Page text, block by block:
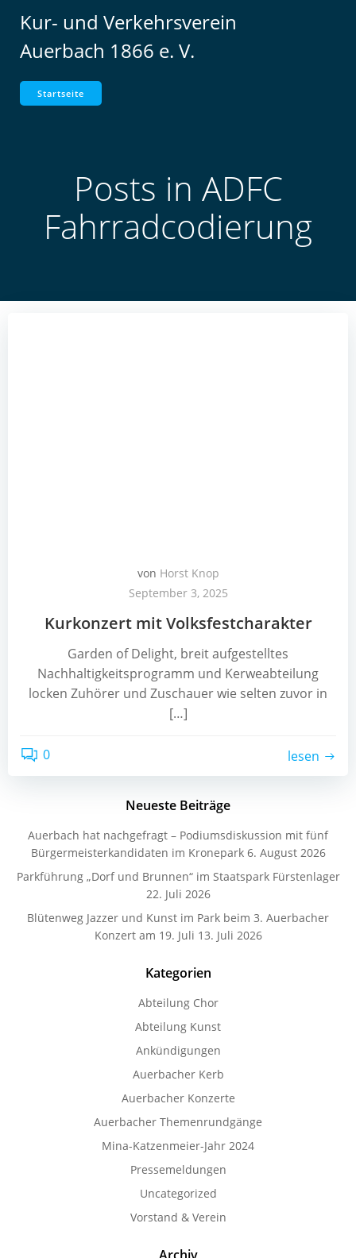
Inhalt
springen
Kur- und Verkehrsverein
Auerbach 1866 e. V.
Startseite
Posts in ADFC
Fahrradcodierung
von Horst Knop
September 3, 2025
Kurkonzert mit Volksfestcharakter
Garden of Delight, breit aufgestelltes
Nachhaltigkeitsprogramm und Kerweabteilung
locken Zuhörer und Zuschauer wie selten zuvor in
[…]
0 lesen
Neueste Beiträge
Auerbach hat nachgefragt – Podiumsdiskussion mit fünf
Bürgermeisterkandidaten im Kronepark 6. August 2026
Parkführung „Dorf und Brunnen“ im Staatspark Fürstenlager
22. Juli 2026
Blütenweg Jazzer und Kunst im Park beim 3. Auerbacher
Konzert am 19. Juli 13. Juli 2026
Kategorien
Abteilung Chor
Abteilung Kunst
Ankündigungen
Auerbacher Kerb
Auerbacher Konzerte
Auerbacher Themenrundgänge
Mina-Katzenmeier-Jahr 2024
Pressemeldungen
Uncategorized
Vorstand & Verein